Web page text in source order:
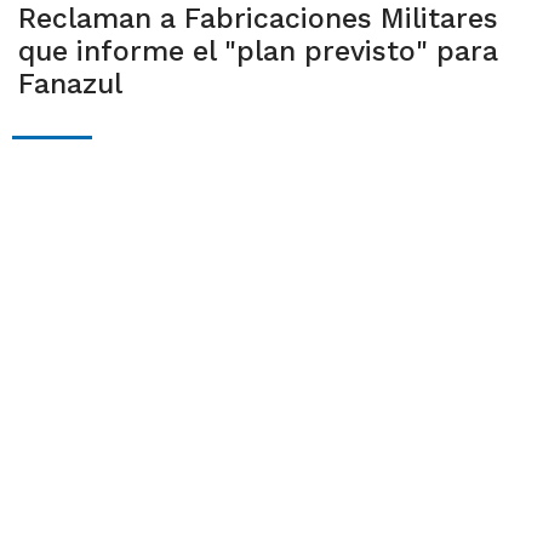
Reclaman a Fabricaciones Militares
que informe el "plan previsto" para
Fanazul